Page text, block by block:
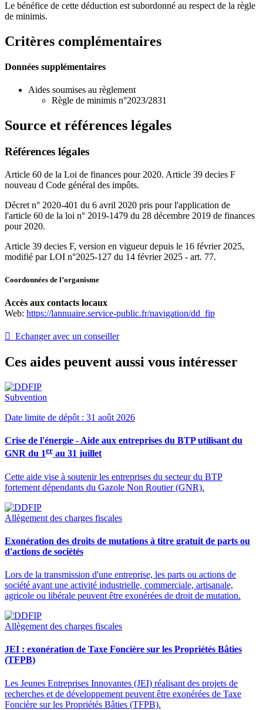
Le bénéfice de cette déduction est subordonné au respect de la règle
de minimis.
Critères complémentaires
Données supplémentaires
Aides soumises au règlement
Règle de minimis n°2023/2831
Source et références légales
Références légales
Article 60 de la Loi de finances pour 2020. Article 39 decies F
nouveau d Code général des impôts.
Décret n° 2020-401 du 6 avril 2020 pris pour l'application de
l'article 60 de la loi n° 2019-1479 du 28 décembre 2019 de finances
pour 2020.
Article 39 decies F, version en vigueur depuis le 16 février 2025,
modifié par LOI n°2025-127 du 14 février 2025 - art. 77.
Coordonnées de l’organisme
Accès aux contacts locaux
Web: https://lannuaire.service-public.fr/navigation/dd_fip
 Echanger avec un conseiller
Ces aides peuvent aussi vous intéresser
Subvention
Date limite de dépôt : 31 août 2026
Crise de l'énergie - Aide aux entreprises du BTP utilisant du
GNR du 1er au 31 juillet
Cette aide vise à soutenir les entreprises du secteur du BTP
fortement dépendants du Gazole Non Routier (GNR).
Allègement des charges fiscales
Exonération des droits de mutations à titre gratuit de parts ou
d'actions de sociétés
Lors de la transmission d'une entreprise, les parts ou actions de
société ayant une activité industrielle, commerciale, artisanale,
agricole ou libérale peuvent être exonérées de droit de mutation.
Allègement des charges fiscales
JEI : exonération de Taxe Foncière sur les Propriétés Bâties
(TFPB)
Les Jeunes Entreprises Innovantes (JEI) réalisant des projets de
recherches et de développement peuvent être exonérées de Taxe
Foncière sur les Propriétés Bâties (TFPB).